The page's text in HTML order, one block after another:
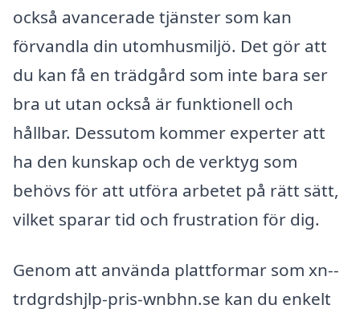
också avancerade tjänster som kan
förvandla din utomhusmiljö. Det gör att
du kan få en trädgård som inte bara ser
bra ut utan också är funktionell och
hållbar. Dessutom kommer experter att
ha den kunskap och de verktyg som
behövs för att utföra arbetet på rätt sätt,
vilket sparar tid och frustration för dig.
Genom att använda plattformar som xn--
trdgrdshjlp-pris-wnbhn.se kan du enkelt